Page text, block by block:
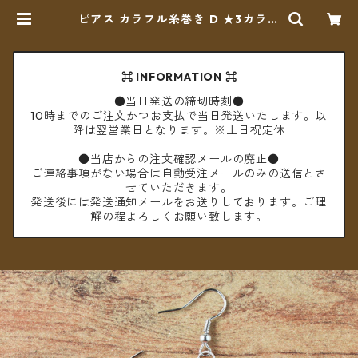
ピアス カラフル糸巻き D ★3カラー
⌘ INFORMATION ⌘
●当日発送の締切時刻●
10時までのご注文かつお支払で当日発送いたします。以
降は翌営業日となります。※土日祝定休
●当店からの注文確認メールの廃止●
ご連絡事項がない場合は自動受注メールのみの送信とさ
せていただきます。
発送後には発送通知メールをお送りしております。ご理
解の程よろしくお願い致します。